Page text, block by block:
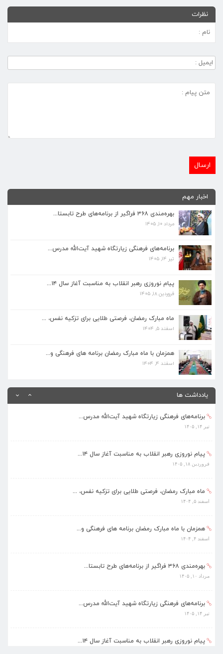
نظرات
اخبار مهم
بهره‌مندی ۳۶۸ فراگیر از برنامه‌های طرح تابستا...
مرداد ۱۰, ۱۴۰۵
برنامه‌های فرهنگی زیارتگاه شهید آیت‌الله مدرس...
تیر ۱۴, ۱۴۰۵
پیام نوروزی رهبر انقلاب به مناسبت آغاز سال ۱۴...
فروردین ۱۸, ۱۴۰۵
ماه مبارک رمضان، فرصتی طلایی برای تزکیه نفس، ...
اسفند ۵, ۱۴۰۴
همزمان با ماه مبارک رمضان برنامه های فرهنگی و...
اسفند ۴, ۱۴۰۴
یادداشت ها
برنامه‌های فرهنگی زیارتگاه شهید آیت‌الله مدرس...
پیام نوروزی رهبر انقلاب به مناسبت آغاز سال ۱۴...
ماه مبارک رمضان، فرصتی طلایی برای تزکیه نفس، ...
اسفند ۵, ۱۴۰۴
همزمان با ماه مبارک رمضان برنامه های فرهنگی و...
اسفند ۴, ۱۴۰۴
مرداد ۱۰, ۱۴۰۵
برنامه‌های فرهنگی زیارتگاه شهید آیت‌الله مدرس...
تیر ۱۴, ۱۴۰۵
پیام نوروزی رهبر انقلاب به مناسبت آغاز سال ۱۴...
فروردین ۱۸, ۱۴۰۵
ماه مبارک رمضان، فرصتی طلایی برای تزکیه نفس، ...
اسفند ۵, ۱۴۰۴
همزمان با ماه مبارک رمضان برنامه های فرهنگی و...
اسفند ۴, ۱۴۰۴
بهره‌مندی ۳۶۸ فراگیر از برنامه‌های طرح تابستا...
مرداد ۱۰, ۱۴۰۵
برنامه‌های فرهنگی زیارتگاه شهید آیت‌الله مدرس...
تیر ۱۴, ۱۴۰۵
پیام نوروزی رهبر انقلاب به مناسبت آغاز سال ۱۴...